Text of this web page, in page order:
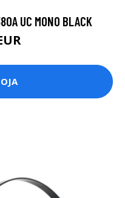
UC MONO BLACK